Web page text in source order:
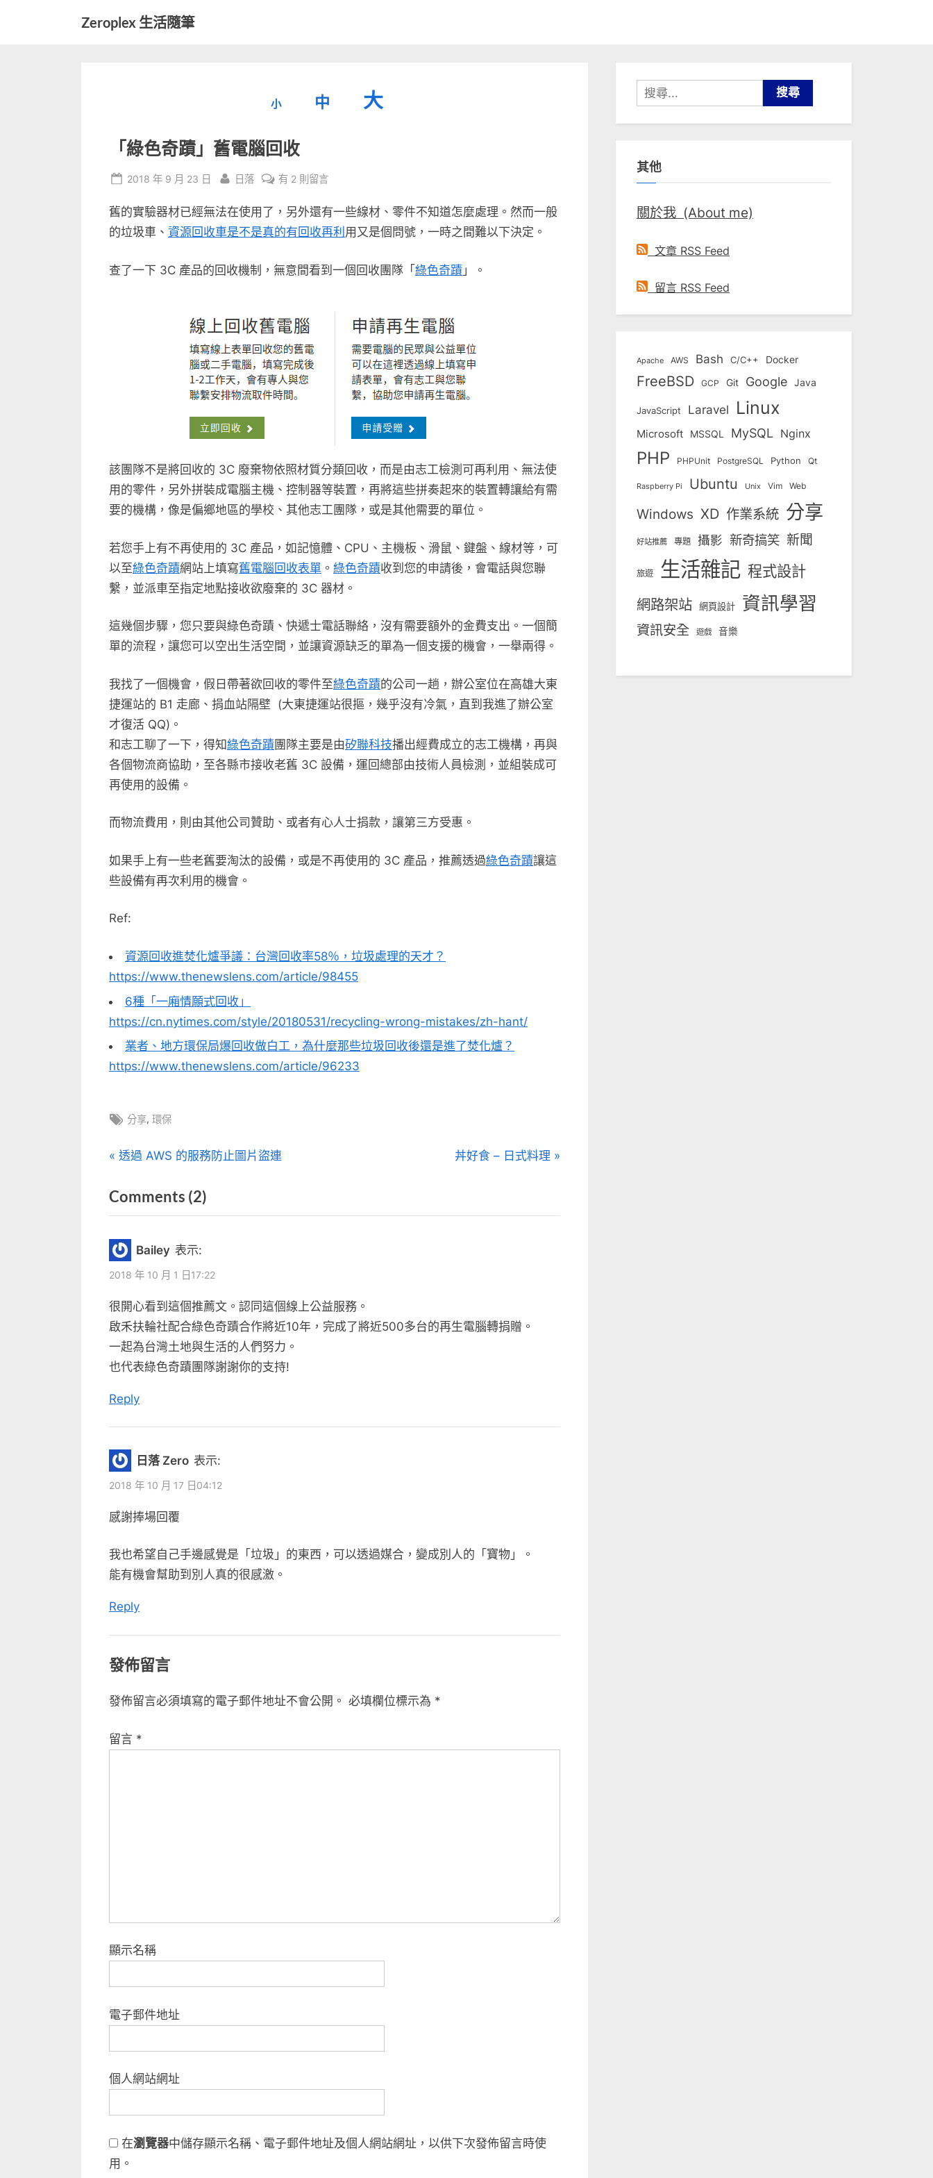
Zeroplex 生活隨筆
小
小
型
小。
中
重
大
小。
大
型
大
小。
「綠色奇蹟」舊電腦回收
Posted
2018 年 9 月 23 日 By
日落
在
色
奇
舊
回
收〉
中
有 2 則留言
舊的實驗器材已經無法在使用了，另外還有一些線材、零件不知道怎麼處理。然而一般
的垃圾車、 資源回收車是不是真的有回收再利 用又是個問號，一時之間難以下決定。
查了一下 3C 產品的回收機制，無意間看到一個回收團隊「綠色奇蹟 」。
該團隊不是將回收的 3C 廢棄物依照材質分類回收，而是由志工檢測可再利用、無法使
用的零件，另外拼裝成電腦主機、控制器等裝置，再將這些拼奏起來的裝置轉讓給有需
要的機構，像是偏鄉地區的學校、其他志工團隊，或是其他需要的單位。
若您手上有不再使用的 3C 產品，如記憶體、CPU、主機板、滑鼠、鍵盤、線材等，可
以至綠色奇蹟網站上填寫舊電腦回收表單 。 綠色奇蹟收到您的申請後，會電話與您聯
繫，並派車至指定地點接收欲廢棄的 3C 器材。
這幾個步驟，您只要與綠色奇蹟、快遞士電話聯絡，沒有需要額外的金費支出。一個簡
單的流程，讓您可以空出生活空間，並讓資源缺乏的單為一個支援的機會，一舉兩得。
我找了一個機會，假日帶著欲回收的零件至綠色奇蹟的公司一趟，辦公室位在高雄大東
捷運站的 B1 走廊、捐血站隔壁 (大東捷運站很摳，幾乎沒有冷氣，直到我進了辦公室
才復活 QQ)。
和志工聊了一下，得知綠色奇蹟團隊主要是由矽聯科技播出經費成立的志工機構，再與
各個物流商協助，至各縣市接收老舊 3C 設備，運回總部由技術人員檢測，並組裝成可
再使用的設備。
而物流費用，則由其他公司贊助、或者有心人士捐款，讓第三方受惠。
如果手上有一些老舊要淘汰的設備，或是不再使用的 3C 產品，推薦透過綠色奇蹟讓這
些設備有再次利用的機會。
Ref:
資源回收進焚化爐爭議：台灣回收率58％，垃圾處理的天才？
https://www.thenewslens.com/article/98455
6種「一廂情願式回收」
https://cn.nytimes.com/style/20180531/recycling-wrong-mistakes/zh-hant/
業者、地方環保局爆回收做白工，為什麼那些垃圾回收後還是進了焚化爐？
https://www.thenewslens.com/article/96233
Tags:
分享, 環保
文
章
導
覽
P
e
v
o
u
P
o
s
t
:
透過 AWS 的服務防止圖片盜連
N
t
丼好食 – 日式料理
Comments (2)
“「綠
舊
電
腦
回
Bailey 表示:
2018 年 10 月 1 日17:22
很開心看到這個推薦文。認同這個線上公益服務。
啟禾扶輪社配合綠色奇蹟合作將近10年，完成了將近500多台的再生電腦轉捐贈。
一起為台灣土地與生活的人們努力。
也代表綠色奇蹟團隊謝謝你的支持!
Reply
日落 Zero 表示:
2018 年 10 月 17 日04:12
感謝捧場回覆
我也希望自己手邊感覺是「垃圾」的東西，可以透過媒合，變成別人的「寶物」。
能有機會幫助到別人真的很感激。
Reply
發佈留言
發佈留言必須填寫的電子郵件地址不會公開。 必填欄位標示為 *
留言 *
顯示名稱
電子郵件地址
個人網站網址
在瀏覽器中儲存顯示名稱、電子郵件地址及個人網站網址，以供下次發佈留言時使
用。
搜
尋
關
字:
其他
關於我 (About me)
文章 RSS Feed
留言 RSS Feed
Apache AWS Bash C/C++ Docker
FreeBSD GCP Git Google Java
JavaScript Laravel Linux
Microsoft MSSQL MySQL Nginx
PHP PHPUnit PostgreSQL Python Qt
Raspberry Pi Ubuntu Unix Vim Web
Windows XD 作業系統 分享
好站推薦 專題 攝影 新奇搞笑 新聞
旅遊 生活雜記 程式設計
網路架站 網頁設計 資訊學習
資訊安全 遊戲 音樂